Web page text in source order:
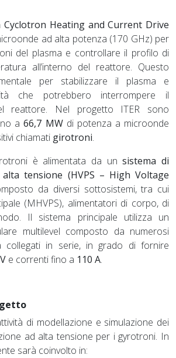
Cyclotron Heating and Current Drive
ad alta potenza (170 GHz) per
del plasma e controllare il profilo di
all’interno del reattore. Questo
per stabilizzare il plasma e
che potrebbero interrompere il
reattore. Nel progetto ITER sono
a66,7 MWdi potenza a microonde
chiamati girotroni.
è alimentata da unsistema di
tensione (HVPS – High Voltage
da diversi sottosistemi, tra cui
(MHVPS), alimentatori di corpo, di
Il sistema principale utilizza un
multilevel composto da numerosi
collegati in serie, in grado di fornire
e correnti fino a 110 A.
di modellazione e simulazione dei
ad alta tensione per i gyrotroni. In
sarà coinvolto in: